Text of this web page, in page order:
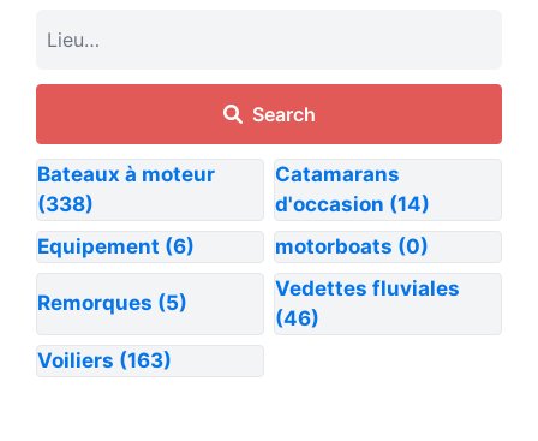
Search
Bateaux à moteur
(338)
Catamarans
d'occasion (14)
Equipement (6) motorboats (0)
Remorques (5)
Vedettes fluviales
(46)
Voiliers (163)